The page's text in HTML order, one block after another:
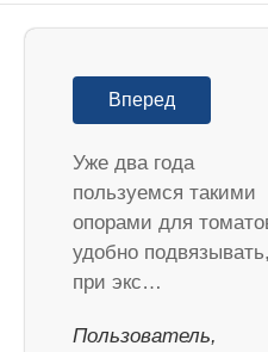
Вперед
Уже два года
пользуемся такими
опорами для
удобно
при экс…
Пользователь,